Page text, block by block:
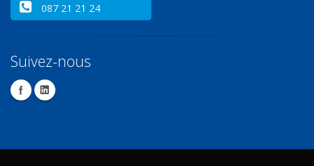
087 21 21 24
Suivez-nous